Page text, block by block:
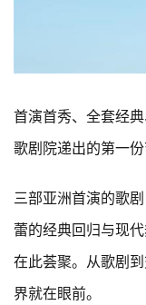
首演首秀、全套经
歌剧院递出的第一份
三部亚洲首演的歌
蕾的经典回归与现
在此荟聚。从歌剧
界就在眼前。